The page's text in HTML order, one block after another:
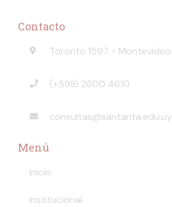
Contacto
Toronto 1597 - Montevideo
(+598) 2600 4610
consultas@santarita.edu.uy
Menú
Inicio
Institucional